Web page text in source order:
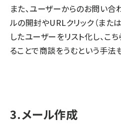
また、ユーザーからのお問い合
ルの開封やURLクリック（また
したユーザーをリスト化し、こ
ることで商談をうむという手法
3.メール作成